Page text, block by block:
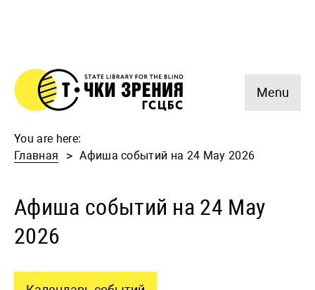
Menu
You are here:
Главная
Афиша событий на 24 May 2026
Афиша событий на 24 May
2026